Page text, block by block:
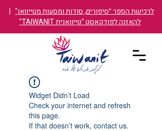
לרכישת הספר ״סיפורים, סודות ומסעות מטייוואן" |
להאזנה לפודקאסט "טייוואנית TAIWANIT"
Widget Didn’t Load
Check your internet and refresh
this page.
If that doesn’t work, contact us.